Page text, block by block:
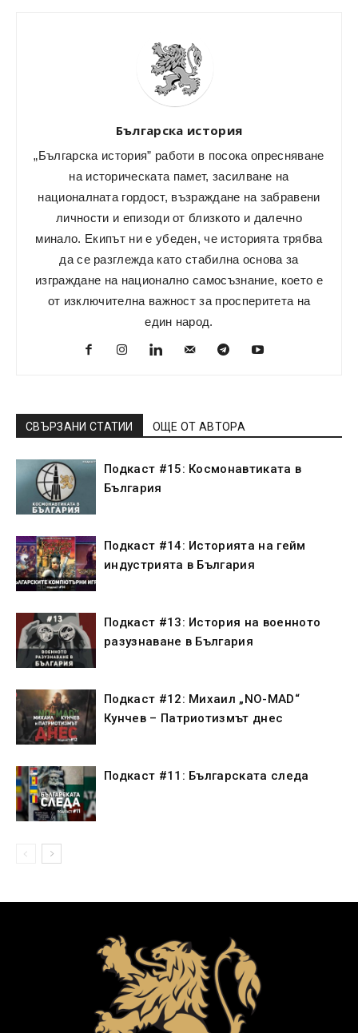
Българска история
„Българска история” работи в посока опресняване
на историческата памет, засилване на
националната гордост, възраждане на забравени
личности и епизоди от близкото и далечно
минало. Екипът ни е убеден, че историята трябва
да се разглежда като стабилна основа за
изграждане на национално самосъзнание, което е
от изключителна важност за просперитета на
един народ.
СВЪРЗАНИ СТАТИИ ОЩЕ ОТ АВТОРА
Подкаст #15: Космонавтиката в
България
Подкаст #14: Историята на гейм
индустрията в България
Подкаст #13: История на военното
разузнаване в България
Подкаст #12: Михаил „NO-MAD“
Кунчев – Патриотизмът днес
Подкаст #11: Българската следа